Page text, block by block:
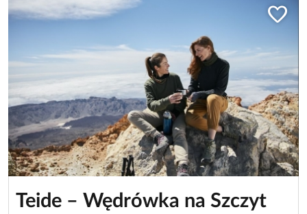
favorite
Teide – Wędrówka na Szczyt